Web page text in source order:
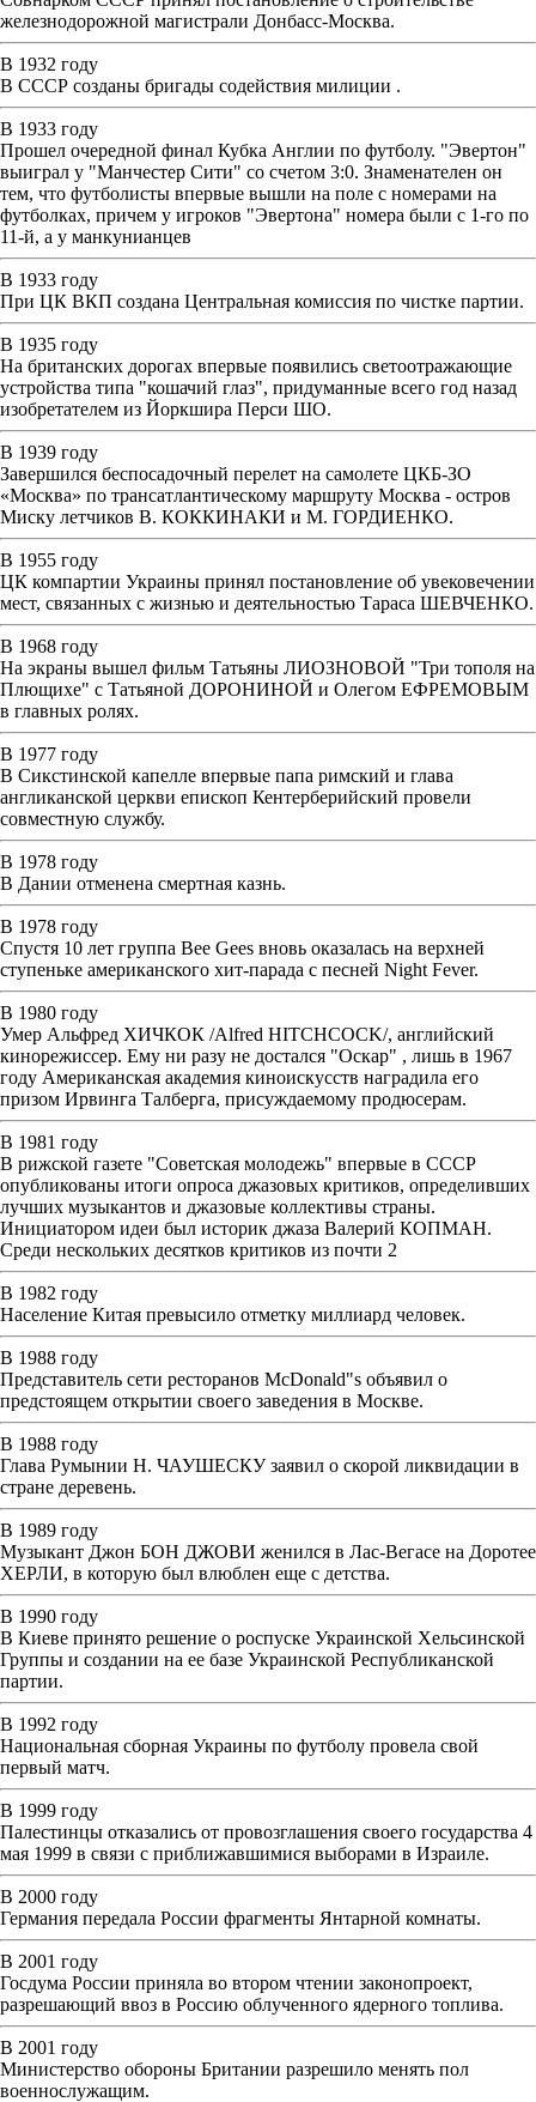
железнодорожной магистрали Донбасс-Москва.
В 1932 году
В СССР созданы бригады содействия милиции .
В 1933 году
Прошел очередной финал Кубка Англии по футболу. "Эвертон"
выиграл у "Манчестер Сити" со счетом 3:0. Знаменателен он
тем, что футболисты впервые вышли на поле с номерами на
футболках, причем у игроков "Эвертона" номера были с 1-го по
11-й, а у манкунианцев
В 1933 году
При ЦК ВКП создана Центральная комиссия по чистке партии.
В 1935 году
На британских дорогах впервые появились светоотражающие
устройства типа "кошачий глаз", придуманные всего год назад
изобретателем из Йоркшира Перси ШО.
В 1939 году
Завершился беспосадочный перелет на самолете ЦКБ-ЗО
«Москва» по трансатлантическому маршруту Москва - остров
Миску летчиков В. КОККИНАКИ и М. ГОРДИЕНКО.
В 1955 году
ЦК компартии Украины принял постановление об увековечении
мест, связанных с жизнью и деятельностью Тараса ШЕВЧЕНКО.
В 1968 году
На экраны вышел фильм Татьяны ЛИОЗНОВОЙ "Три тополя на
Плющихе" с Татьяной ДОРОНИНОЙ и Олегом ЕФРЕМОВЫМ
в главных ролях.
В 1977 году
В Сикстинской капелле впервые папа римский и глава
англиканской церкви епископ Кентерберийский провели
совместную службу.
В 1978 году
В Дании отменена смертная казнь.
В 1978 году
Спустя 10 лет группа Bee Gees вновь оказалась на верхней
ступеньке американского хит-парада с песней Night Fever.
В 1980 году
Умер Альфред ХИЧКОК /Alfred HITCHCOCK/, английский
кинорежиссер. Ему ни разу не достался "Оскар" , лишь в 1967
году Американская академия киноискусств наградила его
призом Ирвинга Талберга, присуждаемому продюсерам.
В 1981 году
В рижской газете "Советская молодежь" впервые в СССР
опубликованы итоги опроса джазовых критиков, определивших
лучших музыкантов и джазовые коллективы страны.
Инициатором идеи был историк джаза Валерий КОПМАН.
Среди нескольких десятков критиков из почти 2
В 1982 году
Население Китая превысило отметку миллиард человек.
В 1988 году
Представитель сети ресторанов McDonald"s объявил о
предстоящем открытии своего заведения в Москве.
В 1988 году
Глава Румынии Н. ЧАУШЕСКУ заявил о скорой ликвидации в
стране деревень.
В 1989 году
Музыкант Джон БОН ДЖОВИ женился в Лас-Вегасе на Доротее
ХЕРЛИ, в которую был влюблен еще с детства.
В 1990 году
В Киеве принято решение о роспуске Украинской Хельсинской
Группы и создании на ее базе Украинской Республиканской
партии.
В 1992 году
Национальная сборная Украины по футболу провела свой
первый матч.
В 1999 году
Палестинцы отказались от провозглашения своего государства 4
мая 1999 в связи с приближавшимися выборами в Израиле.
В 2000 году
Германия передала России фрагменты Янтарной комнаты.
В 2001 году
Госдума России приняла во втором чтении законопроект,
разрешающий ввоз в Россию облученного ядерного топлива.
В 2001 году
Министерство обороны Британии разрешило менять пол
военнослужащим.